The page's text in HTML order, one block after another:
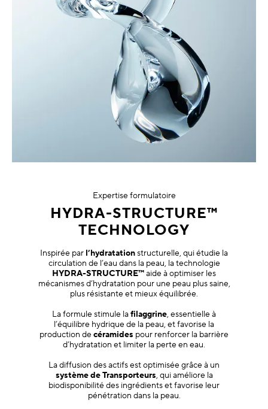
Expertise formulatoire
HYDRA-STRUCTURE™
TECHNOLOGY
Inspirée par l’hydratationstructurelle, qui étudie la
circulation de l’eau dans la peau, la technologie
HYDRA-STRUCTURE™aide à optimiser les
mécanismes d’hydratation pour une peau plus saine,
plus résistante et mieux équilibrée.
La formule stimule lafilaggrine, essentielle à
l’équilibre hydrique de la peau, et favorise la
production de céramides pour renforcer la barrière
d’hydratation et limiter la perte en eau.
La diffusion des actifs est optimisée grâce à un
système de Transporteurs, qui améliore la
biodisponibilité des ingrédients et favorise leur
pénétration dans la peau.